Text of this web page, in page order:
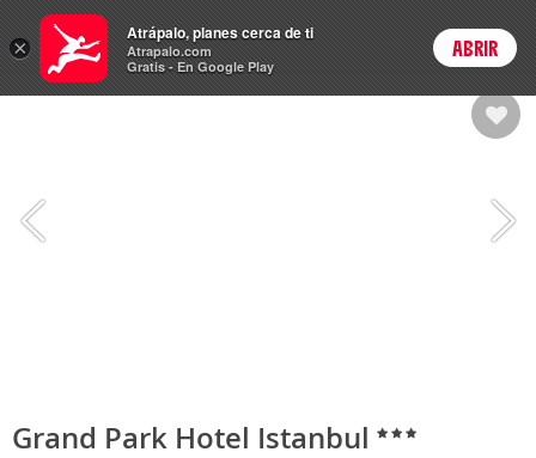
Hoteles Login
Grand Park Hotel Istanbul
×
Atrápalo, planes cerca de ti
Atrapalo.com
Gratis - En Google Play
ABRIR